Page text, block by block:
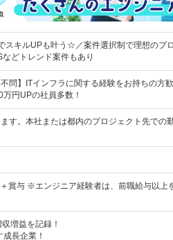
スキルUPも叶う☆／案件選択制で理想のプ
どトレンド案件もあり
問】ITインフラに関する経験をお持ちの方
円UPの社員多数！
す。本社または都内のプロジェクト先での
賞与 ※エンジニア経験者は、前職給与以上
増益を記録！
長企業！